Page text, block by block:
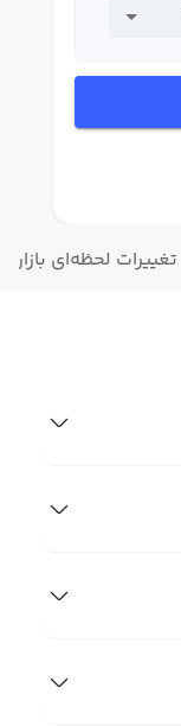
تغییرات لحظه‌ای بازار